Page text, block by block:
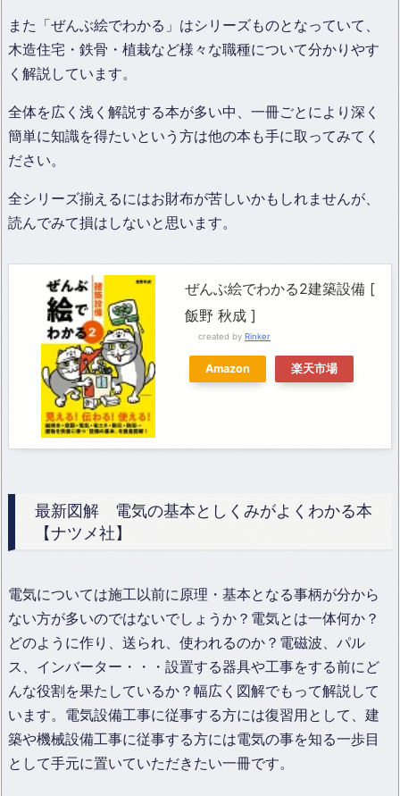
また「ぜんぶ絵でわかる」はシリーズものとなっていて、
木造住宅・鉄骨・植栽など様々な職種について分かりやす
く解説しています。
全体を広く浅く解説する本が多い中、一冊ごとにより深く
簡単に知識を得たいという方は他の本も手に取ってみてく
ださい。
全シリーズ揃えるにはお財布が苦しいかもしれませんが、
読んでみて損はしないと思います。
ぜんぶ絵でわかる2建築設備 [
飯野 秋成 ]
created by Rinker
Amazon 楽天市場
最新図解 電気の基本としくみがよくわかる本
【ナツメ社】
電気については施工以前に原理・基本となる事柄が分から
ない方が多いのではないでしょうか？電気とは一体何か？
どのように作り、送られ、使われるのか？電磁波、パル
ス、インバーター・・・設置する器具や工事をする前にど
んな役割を果たしているか？幅広く図解でもって解説して
います。電気設備工事に従事する方には復習用として、建
築や機械設備工事に従事する方には電気の事を知る一歩目
として手元に置いていただきたい一冊です。